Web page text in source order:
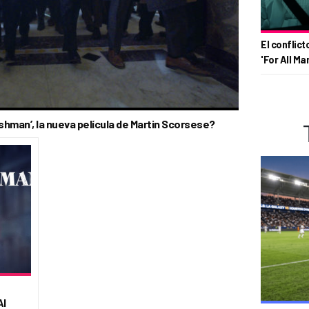
la nueva película de Martin Scorsese?
El
'For All